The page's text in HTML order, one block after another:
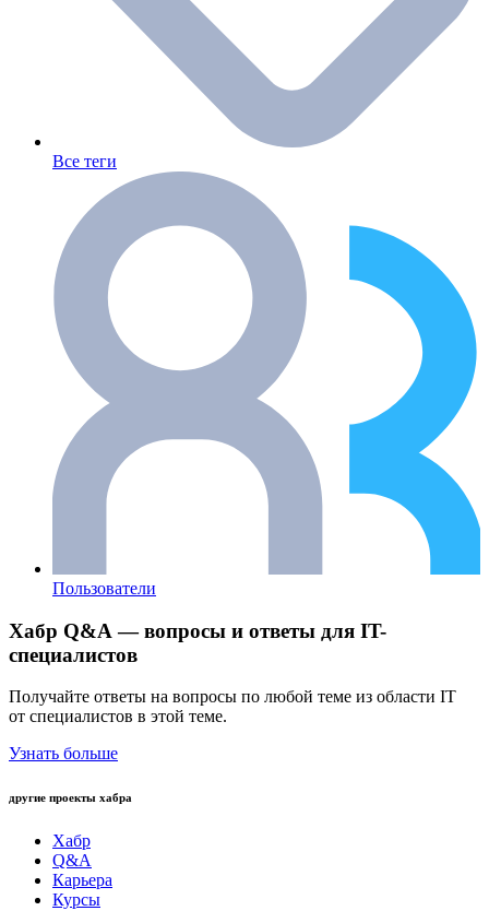
Все теги
Пользователи
Хабр Q&A — вопросы и ответы для IT-
специалистов
Получайте ответы на вопросы по любой теме из области IT
от специалистов в этой теме.
Узнать больше
другие проекты хабра
Хабр
Q&A
Карьера
Курсы